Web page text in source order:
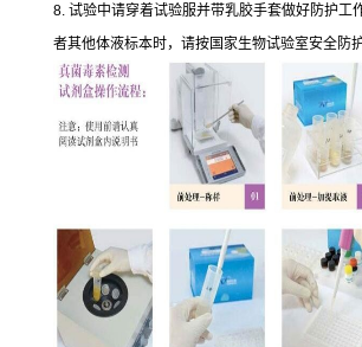
8. 试验中请穿着试验服并带乳胶手套做好防护工
者其他体液标本时，请按国家生物试验室安全防